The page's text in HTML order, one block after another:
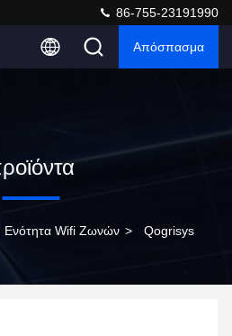
86-755-23191990
Απόσπασμα
Ενότητα Wifi Ζωνών > Qogrisys